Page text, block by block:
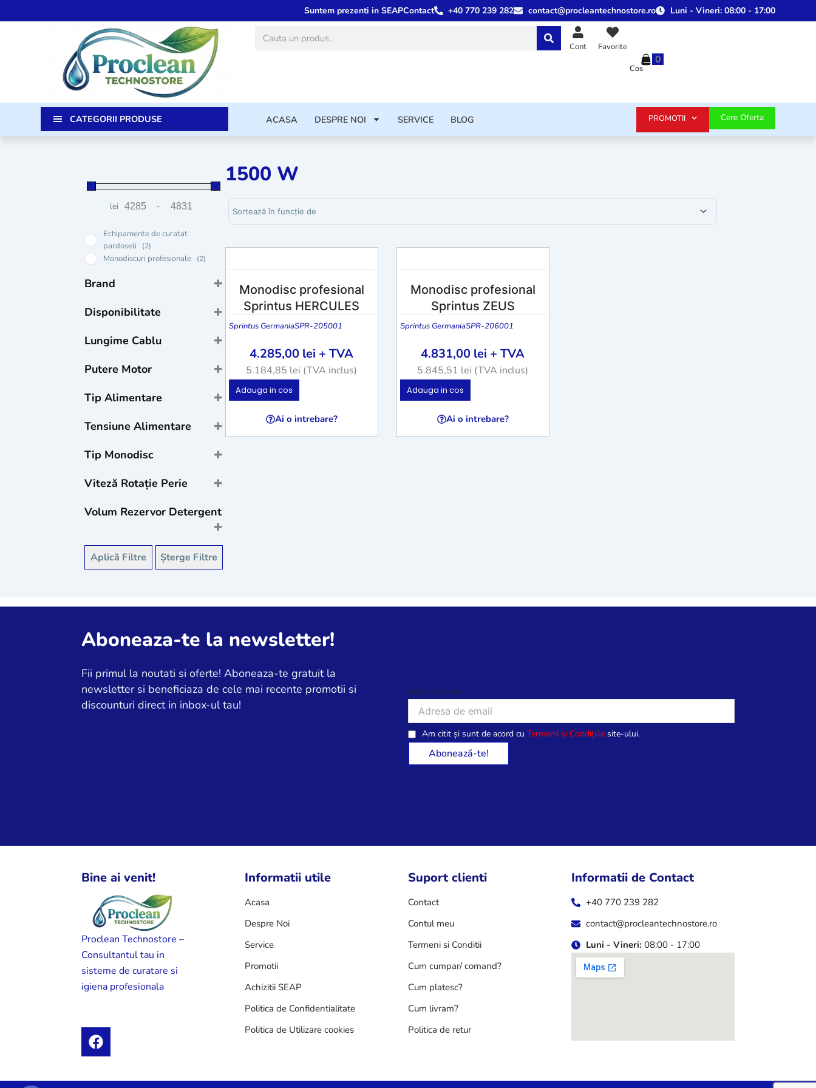
to
+40 770 239 282 contact@procleantechnostore.ro Luni - Vineri:08:00 - 17:00
Suntem prezenti in SEAPContact
Cont Favorite
0
Cos
CATEGORII PRODUSE ACASA DESPRE NOI SERVICE BLOG Cere Oferta
PROMOTII
lei Preț minim
-Preț maxim
Echipamente de curatat
pardoseli
(2)
Monodiscuri profesionale (2)
Brand
Disponibilitate
Stoc epuizat
Lungime Cablu
Putere Motor
Tip Alimentare
Tensiune Alimentare
Tip Monodisc
Viteză Rotație Perie
Volum Rezervor Detergent
Aplică Filtre Șterge Filtre
1500 W
Sortează produsele
Monodisc profesional
Sprintus HERCULES
Sprintus GermaniaSPR-205001
4.285,00 lei + TVA
5.184,85 lei (TVA inclus)
Adauga in cos
Ai o intrebare?
Monodisc profesional
Sprintus ZEUS
Sprintus GermaniaSPR-206001
4.831,00 lei + TVA
5.845,51 lei (TVA inclus)
Adauga in cos
Ai o intrebare?
Aboneaza-te la newsletter!
Fii primul la noutati si oferte! Aboneaza-te gratuit la
newsletter si beneficiaza de cele mai recente promotii si
discounturi direct in inbox-ul tau!
Adresa de email
Am citit și sunt de acord cu Termenii și Condițiile site-ului.
Bine ai venit!
Proclean Technostore –
Consultantul tau in
sisteme de curatare si
igiena profesionala
F
a
c
e
Informatii utile
Acasa
Despre Noi
Service
Promotii
Achizitii SEAP
Politica de Confidentialitate
Politica de Utilizare cookies
Suport clienti
Contact
Contul meu
Termeni si Conditii
Cum cumpar/ comand?
Cum platesc?
Cum livram?
Politica de retur
Informatii de Contact
+40 770 239 282
contact@procleantechnostore.ro
Luni - Vineri: 08:00 - 17:00